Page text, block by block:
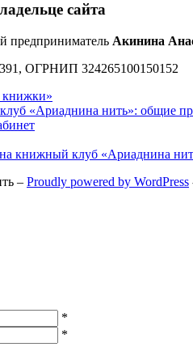
сайта
предприниматель Акинина
ОГРНИП 324265100150152
книжки»
«Ариаднина нить»: общие
книжный клуб «Ариаднина
– Proudly powered by WordPress
*
*